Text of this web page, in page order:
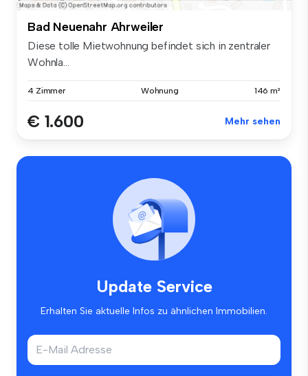
Bad Neuenahr Ahrweiler
Diese tolle Mietwohnung befindet sich in zentraler
Wohnla...
4 Zimmer Wohnung 146 m²
€ 1.600 Mehr sehen
Update Service
Erhalten Sie aktuelle Infos zu ähnlichen Immobilien.